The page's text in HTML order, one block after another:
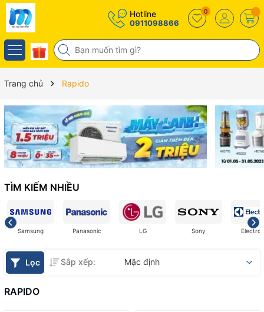
Hotline
0911098866
0
Trang chủ Rapido
TÌM KIẾM NHIỀU
Samsung Panasonic LG Sony
Lọc Sắp xếp: Mặc định
RAPIDO